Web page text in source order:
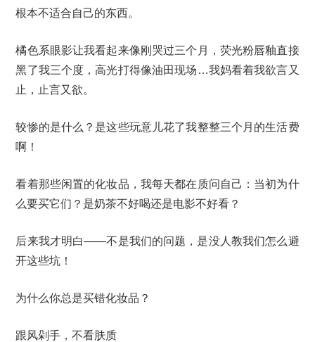
根本不适合自己的东西。
橘色系眼影让我看起来像刚哭过三个月，荧光粉唇釉直接
黑了我三个度，高光打得像油田现场…我妈看着我欲言又
止，止言又欲。
较惨的是什么？是这些玩意儿花了我整整三个月的生活费
啊！
看着那些闲置的化妆品，我每天都在质问自己：当初为什
么要买它们？是奶茶不好喝还是电影不好看？
后来我才明白——不是我们的问题，是没人教我们怎么避
开这些坑！
为什么你总是买错化妆品？
跟风剁手，不看肤质